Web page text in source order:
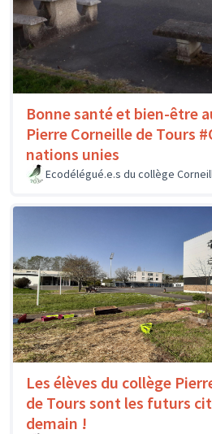
Bonne santé et bien-être
Pierre Corneille de Tours
nations unies
Ecodélégué.e.s du collège
Les élèves du collège
de Tours sont les futurs
demain !